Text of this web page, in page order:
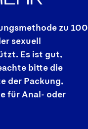
zu 100
sexuell
Es ist gut,
bitte die
der Packung,
für Anal- oder